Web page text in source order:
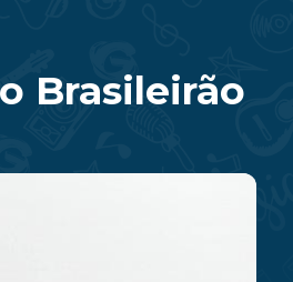
Brasileirão